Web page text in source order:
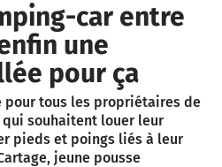
car entre
une
pour ça
pour tous les propriétaires de
souhaitent louer leur
pieds et poings liés à leur
jeune pousse